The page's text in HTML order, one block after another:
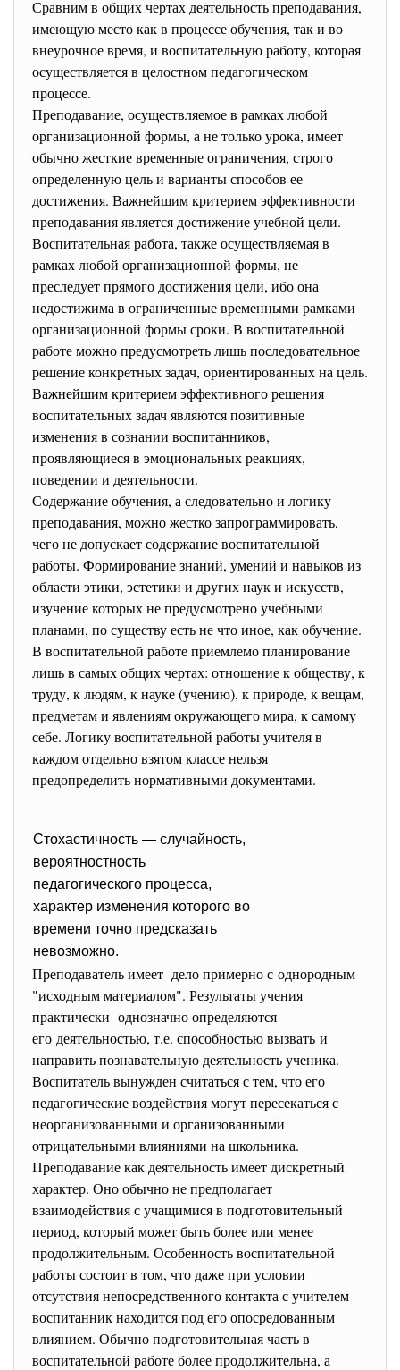
Сравним в общих чертах деятельность преподавания,
имеющую место как в процессе обучения, так и во
внеурочное время, и воспитательную работу, которая
осуществляется в целостном педагогическом
процессе.
Преподавание, осуществляемое в рамках любой
организационной формы, а не только урока, имеет
обычно жесткие временные ограничения, строго
определенную цель и варианты способов ее
достижения. Важнейшим критерием эффективности
преподавания является достижение учебной цели.
Воспитательная работа, также осуществляемая в
рамках любой организационной формы, не
преследует прямого достижения цели, ибо она
недостижима в ограниченные временными рамками
организационной формы сроки. В воспитательной
работе можно предусмотреть лишь последовательное
решение конкретных задач, ориентированных на цель.
Важнейшим критерием эффективного решения
воспитательных задач являются позитивные
изменения в сознании воспитанников,
проявляющиеся в эмоциональных реакциях,
поведении и деятельности.
Содержание обучения, а следовательно и логику
преподавания, можно жестко запрограммировать,
чего не допускает содержание воспитательной
работы. Формирование знаний, умений и навыков из
области этики, эстетики и других наук и искусств,
изучение которых не предусмотрено учебными
планами, по существу есть не что иное, как обучение.
В воспитательной работе приемлемо планирование
лишь в самых общих чертах: отношение к обществу, к
труду, к людям, к науке (учению), к природе, к вещам,
предметам и явлениям окружающего мира, к самому
себе. Логику воспитательной работы учителя в
каждом отдельно взятом классе нельзя
предопределить нормативными документами.
Стохастичность — случайность,
вероятностность
педагогического процесса,
характер изменения которого во
времени точно предсказать
невозможно.
Преподаватель имеет дело примерно с однородным
"исходным материалом". Результаты учения
практически однозначно определяются
его деятельностью, т.е. способностью вызвать и
направить познавательную деятельность ученика.
Воспитатель вынужден считаться с тем, что его
педагогические воздействия могут пересекаться с
неорганизованными и организованными
отрицательными влияниями на школьника.
Преподавание как деятельность имеет дискретный
характер. Оно обычно не предполагает
взаимодействия с учащимися в подготовительный
период, который может быть более или менее
продолжительным. Особенность воспитательной
работы состоит в том, что даже при условии
отсутствия непосредственного контакта с учителем
воспитанник находится под его опосредованным
влиянием. Обычно подготовительная часть в
воспитательной работе более продолжительна, а